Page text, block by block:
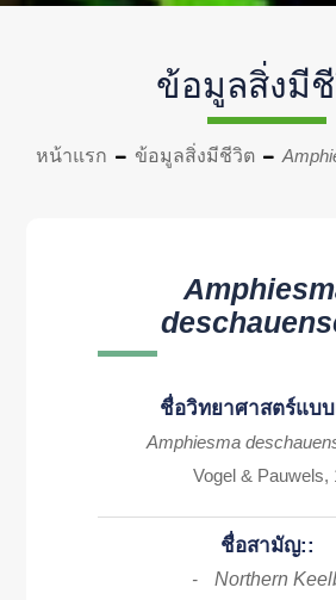
ข้อมูลสิ่งมี
หน้าแรก ข้อมูลสิ่งมีชีวิต
ชื่อวิทยาศาสตร์แบบ
Amphiesma
Vogel & Pauwels,
ชื่อสามัญ::
- Northern